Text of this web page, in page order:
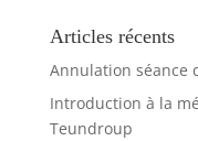
Articles récents
Annulation séance
Introduction à la
Teundroup